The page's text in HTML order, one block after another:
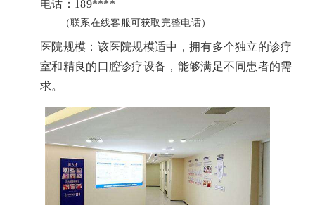
电话：189****
（联系在线客服可获取完整电话）
医院规模：该医院规模适中，拥有多个独立的诊疗
室和精良的口腔诊疗设备，能够满足不同患者的需
求。